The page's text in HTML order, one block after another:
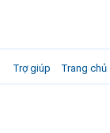
Trợ giúp Trang chủ